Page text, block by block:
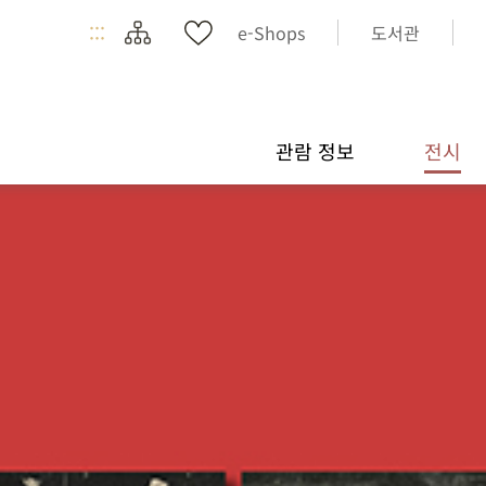
::: e-Shops 도서관
관람 정보 전시